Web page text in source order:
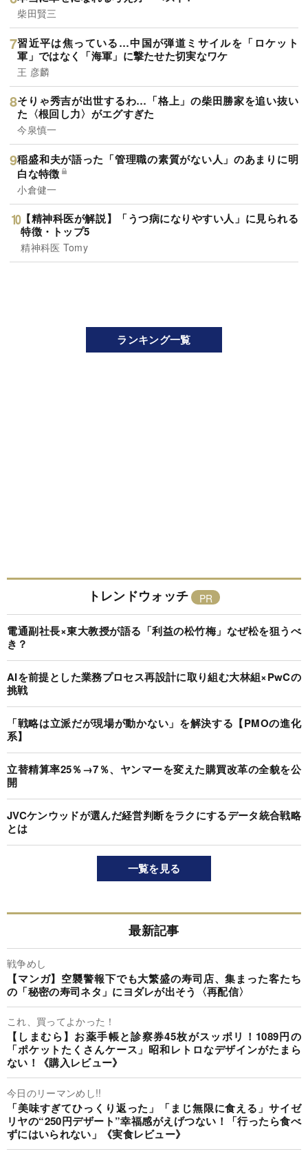
柴田賢三
習近平は焦っている…中国が弾道ミサイルを「ロケット
軍」ではなく「海軍」に撃たせた切実なワケ
王 彦麟
そりゃ秀吉が出世するわ…「格上」の柴田勝家を追い抜い
た〈根回し力〉がエグすぎた
今泉慎一
稲盛和夫が語った「管理職の素質がない人」のあまりに明
白な特徴
小倉健一
【精神科医が解説】「うつ病になりやすい人」に見られる
特徴・トップ5
精神科医 Tomy
ランキング一覧
トレンドウォッチ
電通副社長×東大教授が語る「利益の松竹梅」なぜ松を狙うべ
き？
AIを前提とした業務プロセス再設計に取り組む大林組×PwCの
挑戦
「戦略は立派だが現場が動かない」を解決する【PMOの進化
系】
立替精算率25％→7％、ヤンマーを変えた購買改革の全貌を公
開
JVCケンウッドが選んだ経営判断をラクにするデータ統合戦略
とは
一覧を見る
最新記事
戦争めし
【マンガ】空襲警報下でも大繁盛の寿司店、集まった客たち
の「秘密の寿司ネタ」にヨダレが出そう〈再配信〉
これ、買ってよかった！
【しまむら】お薬手帳と診察券45枚がスッポリ！1089円の
「ポケットたくさんケース」昭和レトロなデザインがたまら
ない！《購入レビュー》
今日のリーマンめし!!
「美味すぎてひっくり返った」「まじ無限に食える」サイゼ
リヤの“250円デザート”幸福感がえげつない！「行ったら食べ
ずにはいられない」《実食レビュー》